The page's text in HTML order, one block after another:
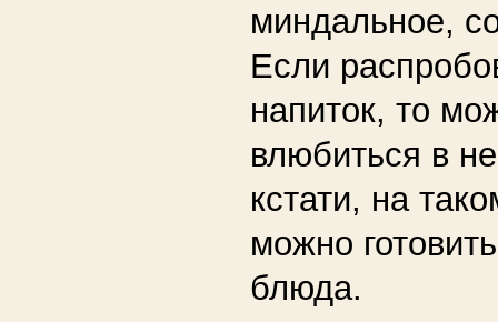
миндальное,
Если
напиток, то
влюбиться в
кстати, на
можно
блюда.